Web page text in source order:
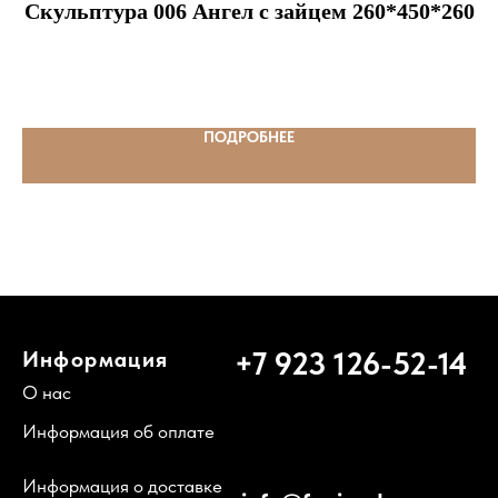
Скульптура 006 Ангел с зайцем 260*450*260
ПОДРОБНЕЕ